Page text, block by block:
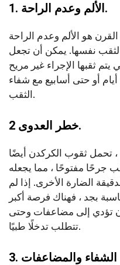
1. الألم وعدم الراحة.
هو الألم وعدم الراحة
الثقب نفسها. يمكن أن تجعل
يتم ثقبها الإجراء غير مريح
أيام أو حتى أسابيع مع شفاء
الثقب.
2 خطر العدوى.
تحمل ثقوب الكركدن أيضًا
جرحًا مفتوحًا ، مما يجعله
الضارة الأخرى. إذا لم
بجد ، فهناك فرصة أكبر
أن تؤدي إلى مضاعفات وحتى
تتطلب تدخلًا طبيًا.